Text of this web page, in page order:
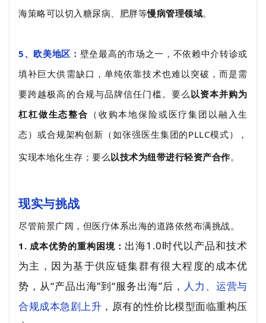
海策略可以切入糖尿病、肥胖等慢病管理领域。
5、欧美地区： 壁垒最高的市场之一，不依赖中介转诊或
填补巨大供需缺口，单纯依靠技术也难以突破，而是需
要跨越极高的合规与品牌信任门槛。要么以资本并购为
杠杠做生态整合 （收购本地保险或医疗集团以融入生
态）或合规架构创新（如张强医生集团的PLLC模式），
实现本地化生存；要么以技术为纽带进行轻资产合作。
现实与挑战
尽管前景广阔，但医疗体系出海的道路依然布满挑战。
1. 成本优势的重构困境： 出海1.0时代以产品和技术
为主，因为基于供应链集群有很大程度的成本优
势，从“产品出海”到“服务出海”后， 人力、运营与
合规成本急剧上升 ，原有的性价比模型面临重构压